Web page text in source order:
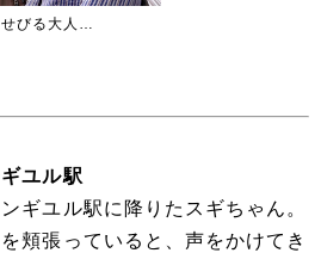
びる大人…
ユル駅
ギユル駅に降りたスギちゃん。
頬張っていると、声をかけてき